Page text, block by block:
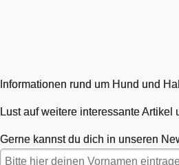
Informationen rund um Hund und
Lust auf weitere interessante Artikel
Gerne kannst du dich in unseren